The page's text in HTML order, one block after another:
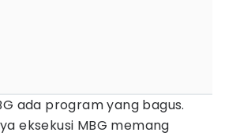
ada program yang bagus.
eksekusi MBG memang